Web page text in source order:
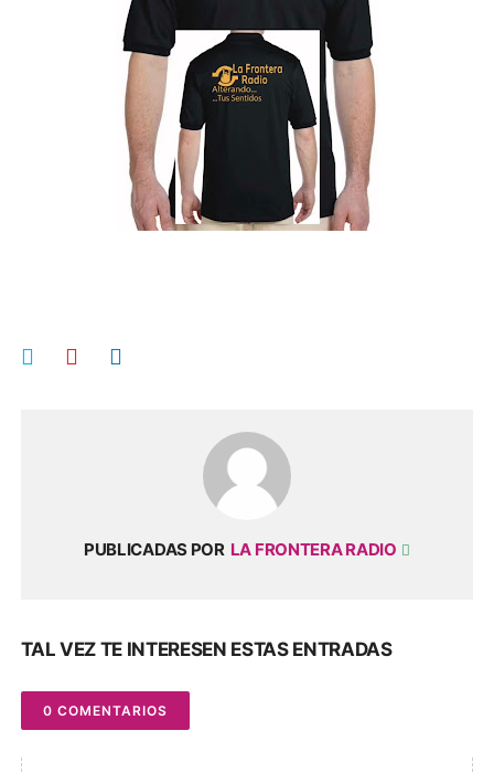
PUBLICADAS POR LA FRONTERA RADIO
TAL VEZ TE INTERESEN ESTAS ENTRADAS
0 COMENTARIOS